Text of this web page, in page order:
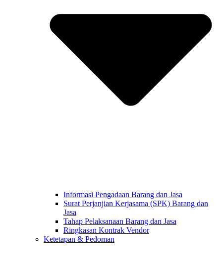
Informasi Pengadaan Barang dan Jasa
Surat Perjanjian Kerjasama (SPK) Barang dan
Jasa
Tahap Pelaksanaan Barang dan Jasa
Ringkasan Kontrak Vendor
Ketetapan & Pedoman